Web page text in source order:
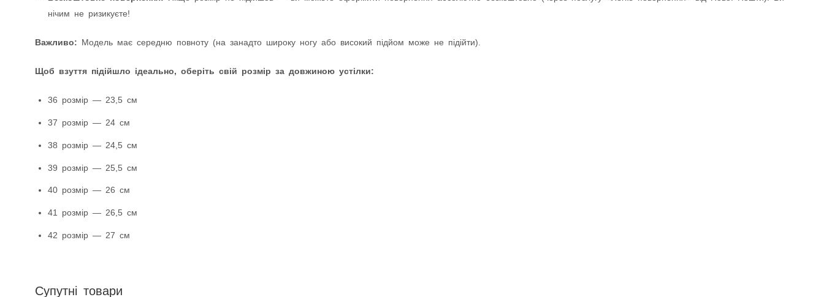
нічим не ризикуєте!
Важливо: Модель має середню повноту (на занадто широку ногу або високий підйом може не підійти).
Щоб взуття підійшло ідеально, оберіть свій розмір за довжиною устілки:
36 розмір — 23,5 см
37 розмір — 24 см
38 розмір — 24,5 см
39 розмір — 25,5 см
40 розмір — 26 см
41 розмір — 26,5 см
42 розмір — 27 см
Супутні товари